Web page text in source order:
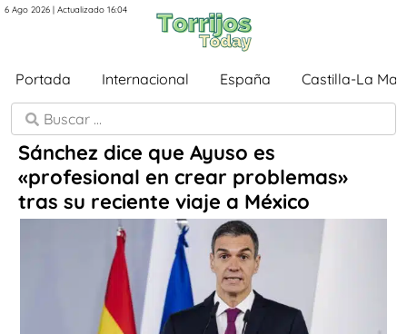
6 Ago 2026 | Actualizado 16:04
Portada Internacional España Castilla-La
Sánchez dice que Ayuso es
«profesional en crear problemas»
tras su reciente viaje a México